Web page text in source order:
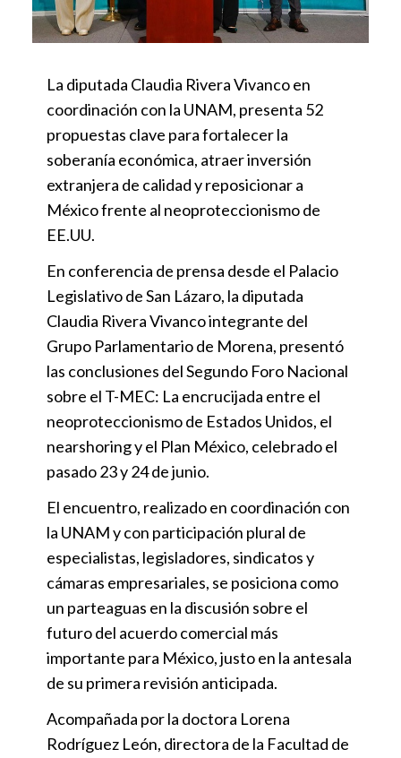
La diputada Claudia Rivera Vivanco en
coordinación con la UNAM, presenta 52
propuestas clave para fortalecer la
soberanía económica, atraer inversión
extranjera de calidad y reposicionar a
México frente al neoproteccionismo de
EE.UU.
En conferencia de prensa desde el Palacio
Legislativo de San Lázaro, la diputada
Claudia Rivera Vivanco integrante del
Grupo Parlamentario de Morena, presentó
las conclusiones del Segundo Foro Nacional
sobre el T-MEC: La encrucijada entre el
neoproteccionismo de Estados Unidos, el
nearshoring y el Plan México, celebrado el
pasado 23 y 24 de junio.
El encuentro, realizado en coordinación con
la UNAM y con participación plural de
especialistas, legisladores, sindicatos y
cámaras empresariales, se posiciona como
un parteaguas en la discusión sobre el
futuro del acuerdo comercial más
importante para México, justo en la antesala
de su primera revisión anticipada.
Acompañada por la doctora Lorena
Rodríguez León, directora de la Facultad de